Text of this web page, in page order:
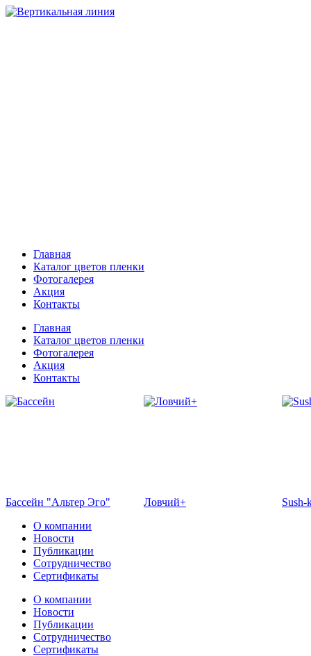
Главная
Каталог цветов пленки
Фотогалерея
Акция
Контакты
Главная
Каталог цветов пленки
Фотогалерея
Акция
Контакты
Бассейн "Альтер Эго" Ловчий+ Sush-
Отель Эмеральд
О компании
Новости
Публикации
Сотрудничество
Сертификаты
О компании
Новости
Публикации
Сотрудничество
Сертификаты